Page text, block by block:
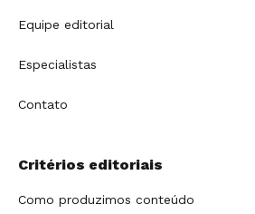
Equipe editorial
Especialistas
Contato
Critérios editoriais
Como produzimos conteúdo